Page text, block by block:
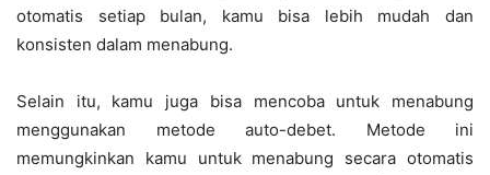
otomatis setiap bulan, kamu bisa lebih mudah dan
konsisten dalam menabung.
Selain itu, kamu juga bisa mencoba untuk menabung
menggunakan metode auto-debet. Metode ini
memungkinkan kamu untuk menabung secara otomatis